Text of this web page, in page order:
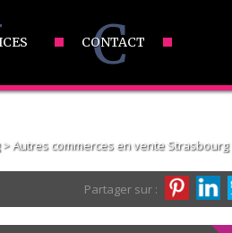
C
CONTACT
>Autres commerces en vente Strasbourg
Partager sur :